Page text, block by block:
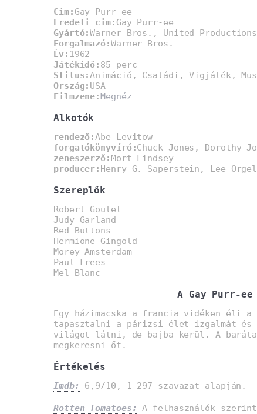
Cim: Gay Purr-ee
Eredeti cim: Gay Purr-ee
Gyártó:Warner Bros., United
Forgalmazó:Warner Bros.
Év: 1962
Játékidő: 85 perc
Stilus:Animáció, Családi, Vigjáték,
Ország: USA
Filmzene:Megnéz
Alkotók
rendező:Abe Levitow
forgatókönyvíró:Chuck Jones, Dorothy
zeneszerző:Mort Lindsey
producer: Henry G. Saperstein, Lee Orgel
Szereplők
Robert Goulet
Judy Garland
Red Buttons
Hermione Gingold
Morey Amsterdam
Paul Frees
Mel Blanc
A Gay Purr-
Egy házimacska a francia vidéken éli a
tapasztalni a párizsi élet izgalmát
világot látni, de bajba kerül. A
megkeresni őt.
Értékelés
Imdb: 6,9/10, 1 297 szavazat alapján.
Rotten Tomatoes: A felhasználók